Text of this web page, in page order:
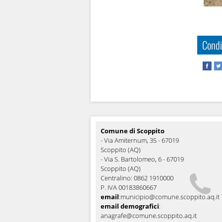
Comune di Scoppito
- Via Amiternum, 35 - 67019
Scoppito (AQ)
- Via S. Bartolomeo, 6 - 67019
Scoppito (AQ)
Centralino: 0862 1910000
P. IVA 00183860667
email:municipio@comune.scoppito.aq.it
email demografici:
anagrafe@comune.scoppito.aq.it